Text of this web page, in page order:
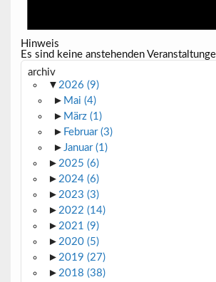
Hinweis
Es sind keine anstehenden
archiv
▼ 2026 (9)
► Mai(4)
► März(1)
► Februar(3)
► Januar(1)
► 2025 (6)
► 2024 (6)
► 2023 (3)
► 2022 (14)
► 2021 (9)
► 2020 (5)
► 2019 (27)
► 2018 (38)